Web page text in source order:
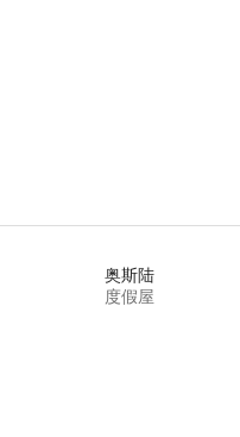
奥斯陆
度假屋